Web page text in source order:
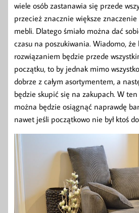
wiele osób zastanawia się przede
przecież znacznie większe
mebli. Dlatego śmiało można dać
czasu na poszukiwania. Wiadomo, że
rozwiązaniem będzie przede
początku, to by jednak mimo
dobrze z całym asortymentem, a
będzie skupić się na zakupach. W ten
można będzie osiągnąć naprawdę
nawet jeśli początkowo nie był ktoś